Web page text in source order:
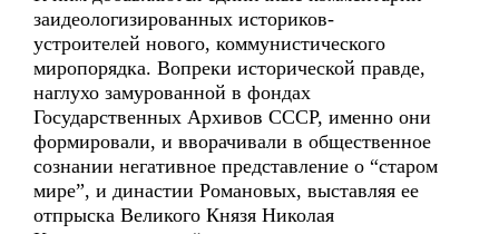
заидеологизированных историков-
устроителей нового, коммунистического
миропорядка. Вопреки исторической правде,
наглухо замурованной в фондах
Государственных Архивов СССР, именно они
формировали, и вворачивали в общественное
сознании негативное представление о “старом
мире”, и династии Романовых, выставляя ее
отпрыска Великого Князя Николая